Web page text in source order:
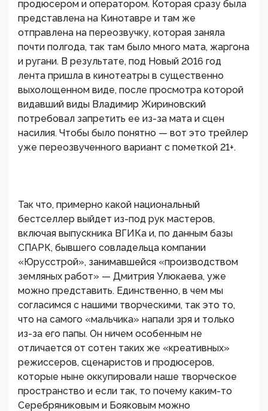
продюсером и оператором. Которая сразу была
представлена на Кинотавре и там же
отправлена на переозвучку, которая заняла
почти полгода, так там было много мата, жаргона
и ругани. В результате, под Новый 2016 год
лента пришла в кинотеатры в существенно
выхолощенном виде, после просмотра которой
видавший виды Владимир Жириновский
потребовал запретить ее из-за мата и сцен
насилия. Чтобы было понятно — вот это трейлер
уже переозвученного вариант с пометкой 21+.
Так что, примерно какой национальный
бестселлер выйдет из-под рук мастеров,
включая выпускника ВГИКа и, по данным базы
СПАРК, бывшего совладельца компании
«Юрусстрой», занимавшейся «производством
земляных работ» — Дмитрия Улюкаева, уже
можно представить. Единственно, в чем мы
согласимся с нашими творческими, так это то,
что на самого «мальчика» напали зря и только
из-за его папы. Он ничем особенным не
отличается от сотен таких же «креативных»
режиссеров, сценаристов и продюсеров,
которые ныне оккупировали наше творческое
пространство и если так, то почему каким-то
Серебряниковым и Бояковым можно